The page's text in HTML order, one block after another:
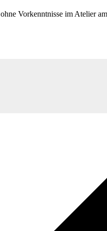
Vorkenntnisse im Atelier